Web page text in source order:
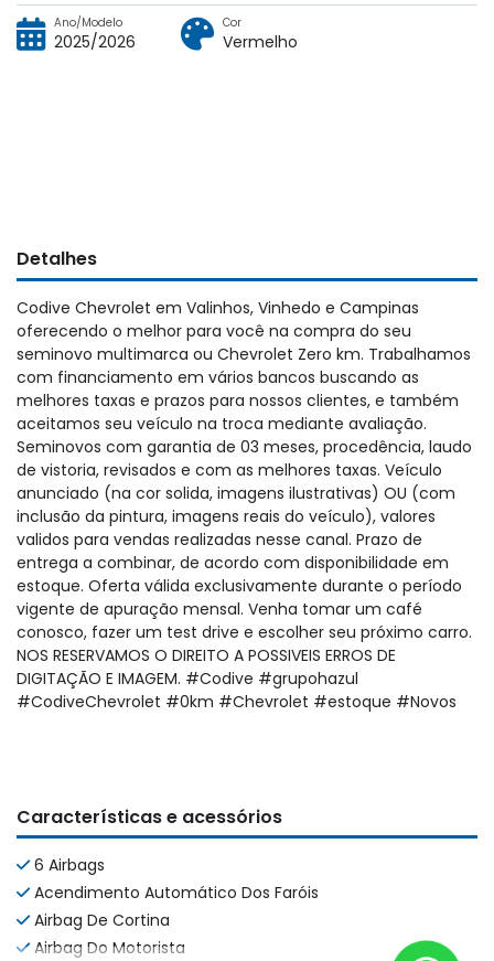
Ano/Modelo
2025/2026
Cor
Vermelho
Detalhes
Codive Chevrolet em Valinhos, Vinhedo e Campinas
oferecendo o melhor para você na compra do seu
seminovo multimarca ou Chevrolet Zero km. Trabalhamos
com financiamento em vários bancos buscando as
melhores taxas e prazos para nossos clientes, e também
aceitamos seu veículo na troca mediante avaliação.
Seminovos com garantia de 03 meses, procedência, laudo
de vistoria, revisados e com as melhores taxas. Veículo
anunciado (na cor solida, imagens ilustrativas) OU (com
inclusão da pintura, imagens reais do veículo), valores
validos para vendas realizadas nesse canal. Prazo de
entrega a combinar, de acordo com disponibilidade em
estoque. Oferta válida exclusivamente durante o período
vigente de apuração mensal. Venha tomar um café
conosco, fazer um test drive e escolher seu próximo carro.
NOS RESERVAMOS O DIREITO A POSSIVEIS ERROS DE
DIGITAÇÃO E IMAGEM. #Codive #grupohazul
#CodiveChevrolet #0km #Chevrolet #estoque #Novos
Características e acessórios
6 Airbags
Acendimento Automático Dos Faróis
Airbag De Cortina
Airbag Do Motorista